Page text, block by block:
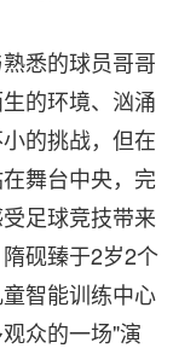
悉的球员哥哥
的环境、汹涌
的挑战，但在
舞台中央，完
足球竞技带来
砚臻于2岁2个
智能训练中心
众的一场"演